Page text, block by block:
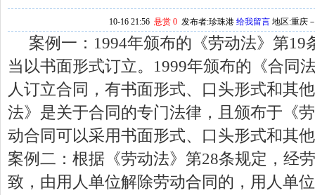
孙术校律师对 房产交易问题的回复获
孙术校律师 对我是男方，离婚了，孩
孙术校律师 对 民事诉讼法院指定的举
孙术校律师 对离婚法律怎么判？有一
孙术校律师对律师您好。我是2018年
孙术校律师对将满19周岁，偷了一部
10-16 21:56 悬赏 0 发布者:珍珠港 给我留言 地区:重庆
案例一：1994年颁布的《劳动法》第19
当以书面形式订立。1999年颁布的《合同
人订立合同，有书面形式、口头形式和其
法》是关于合同的专门法律，且颁布于《
动合同可以采用书面形式、口头形式和其
案例二：根据《劳动法》第28条规定，经
致，由用人单位解除劳动合同的，用人单